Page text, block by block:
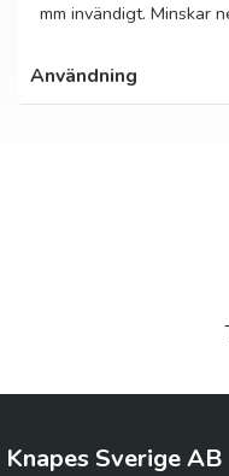
mm invändigt. Minskar
Användning
Knapes Sverige AB